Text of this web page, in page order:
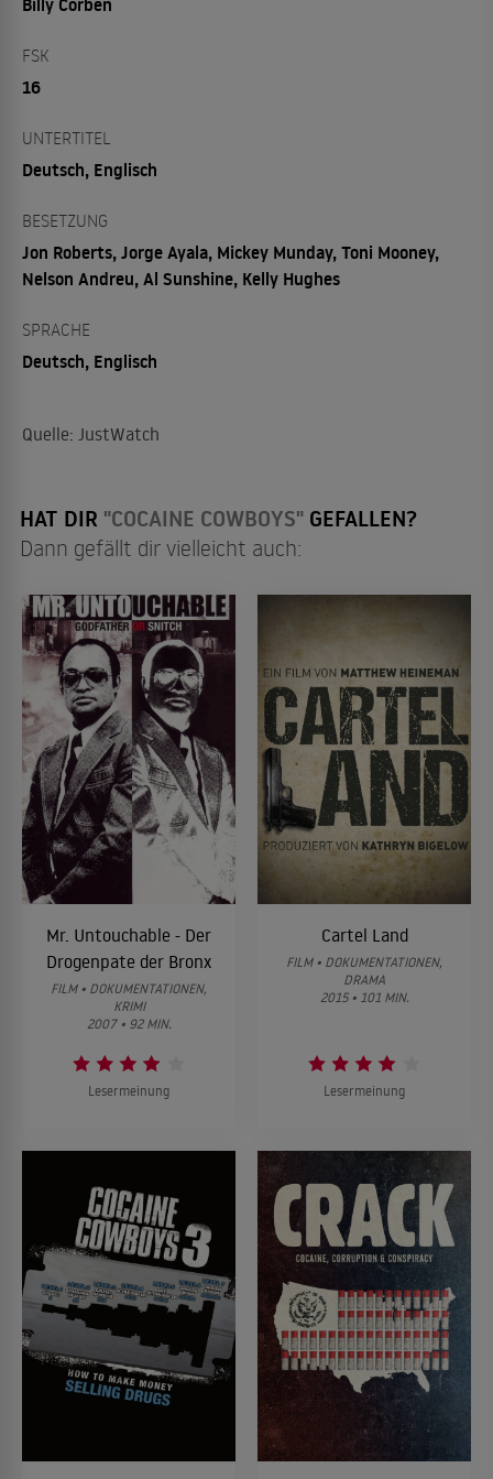
FSK
16
UNTERTITEL
Deutsch, Englisch
BESETZUNG
Jon Roberts, Jorge Ayala, Mickey Munday, Toni Mooney,
Nelson Andreu, Al Sunshine, Kelly Hughes
SPRACHE
Deutsch, Englisch
Quelle: JustWatch
HAT DIR "COCAINE COWBOYS" GEFALLEN?
Dann gefällt dir vielleicht auch:
Mr. Untouchable - Der
Drogenpate der Bronx
FILM • DOKUMENTATIONEN,
KRIMI
2007 • 92 MIN.
Lesermeinung
Cartel Land
FILM • DOKUMENTATIONEN,
DRAMA
2015 • 101 MIN.
Lesermeinung